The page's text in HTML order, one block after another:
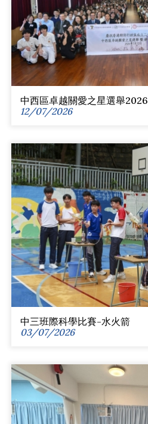
中西區卓越關愛之星選舉2026
12/07/2026
中三班際科學比賽-水火箭
03/07/2026